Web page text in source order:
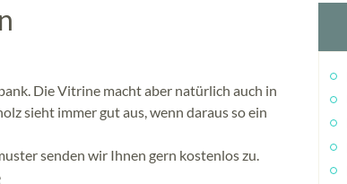
Die Vitrine macht aber natürlich auch in
sieht immer gut aus, wenn daraus so ein
senden wir Ihnen gern kostenlos zu.